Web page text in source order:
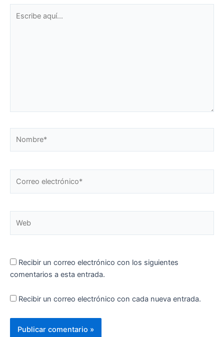
aquí...
electrónico*
Recibir un correo electrónico con los siguientes
comentarios a esta entrada.
Recibir un correo electrónico con cada nueva entrada.